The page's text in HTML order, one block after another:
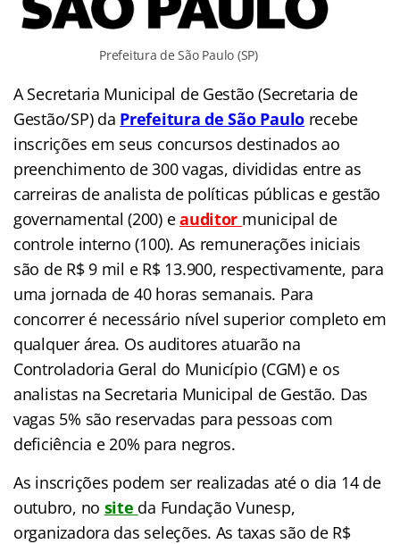
Prefeitura de São Paulo (SP)
A Secretaria Municipal de Gestão (Secretaria de
Gestão/SP) da Prefeitura de São Paulo recebe
inscrições em seus concursos destinados ao
preenchimento de 300 vagas, divididas entre as
carreiras de analista de políticas públicas e gestão
governamental (200) eauditor municipal de
controle interno (100). As remunerações iniciais
são de R$ 9 mil e R$ 13.900, respectivamente, para
uma jornada de 40 horas semanais. Para
concorrer é necessário nível superior completo em
qualquer área. Os auditores atuarão na
Controladoria Geral do Município (CGM) e os
analistas na Secretaria Municipal de Gestão. Das
vagas 5% são reservadas para pessoas com
deficiência e 20% para negros.
As inscrições podem ser realizadas até o dia 14 de
outubro, no site da Fundação Vunesp,
organizadora das seleções. As taxas são de R$